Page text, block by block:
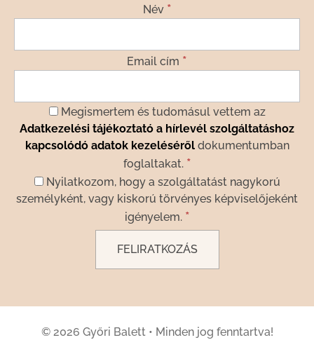
Név *
Email cím *
Megismertem és tudomásul vettem az
Adatkezelési tájékoztató a hírlevél szolgáltatáshoz
kapcsolódó adatok kezelésérőldokumentumban
foglaltakat. *
Nyilatkozom, hogy a szolgáltatást nagykorú
személyként, vagy kiskorú törvényes képviselőjeként
igényelem. *
© 2026 Győri Balett• Minden jog fenntartva!